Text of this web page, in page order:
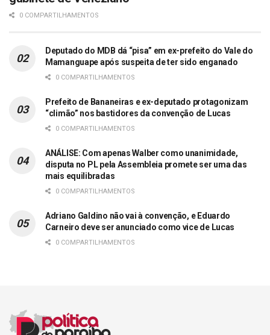
0 COMPARTILHAMENTOS
Deputado do MDB dá “pisa” em ex-prefeito do Vale do
Mamanguape após suspeita de ter sido enganado
0 COMPARTILHAMENTOS
Prefeito de Bananeiras e ex-deputado protagonizam
“climão” nos bastidores da convenção de Lucas
0 COMPARTILHAMENTOS
ANÁLISE: Com apenas Walber como unanimidade,
disputa no PL pela Assembleia promete ser uma das
mais equilibradas
0 COMPARTILHAMENTOS
Adriano Galdino não vai à convenção, e Eduardo
Carneiro deve ser anunciado como vice de Lucas
0 COMPARTILHAMENTOS